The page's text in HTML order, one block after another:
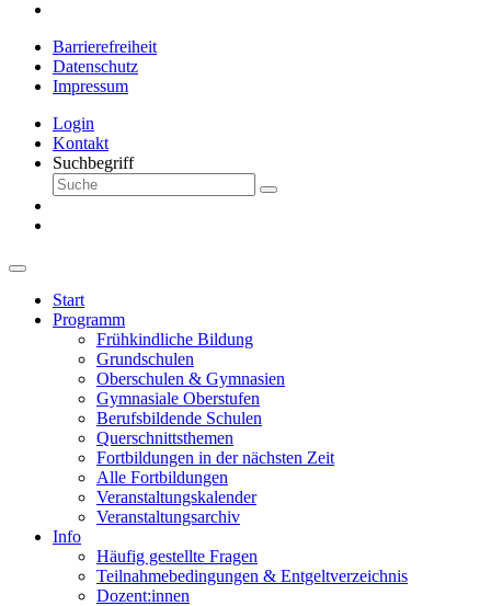
Barrierefreiheit
Datenschutz
Impressum
Login
Kontakt
Suchbegriff
Start
Programm
Frühkindliche Bildung
Grundschulen
Oberschulen & Gymnasien
Gymnasiale Oberstufen
Berufsbildende Schulen
Querschnittsthemen
Fortbildungen in der nächsten Zeit
Alle Fortbildungen
Veranstaltungskalender
Veranstaltungsarchiv
Info
Häufig gestellte Fragen
Teilnahmebedingungen & Entgeltverzeichnis
Dozent:innen